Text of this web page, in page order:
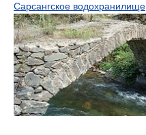
Сарсангское водохранилище